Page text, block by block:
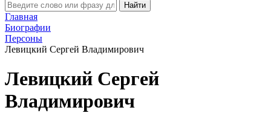
Найти
Главная
Биографии
Персоны
Левицкий Сергей Владимирович
Левицкий Сергей
Владимирович